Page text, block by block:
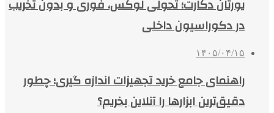
یورتان دکارت؛ تحولی لوکس، فوری و بدون تخریب
در دکوراسیون داخلی
۱۴۰۵/۰۴/۱۵
راهنمای جامع خرید تجهیزات اندازه گیری؛ چطور
دقیق‌ترین ابزارها را آنلاین بخریم؟